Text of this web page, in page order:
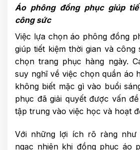
Áo phông đồng phục giúp
công sức
Việc lựa chọn áo phông đồng
giúp tiết kiệm thời gian và
chọn trang phục hàng ngày.
suy nghĩ về việc chọn quần áo
không biết mặc gì vào buổi
phục đã giải quyết được vấn
tập trung vào việc học và hoạt
Với những lợi ích rõ ràng như
ngạc nhiên khi đồng phục áo